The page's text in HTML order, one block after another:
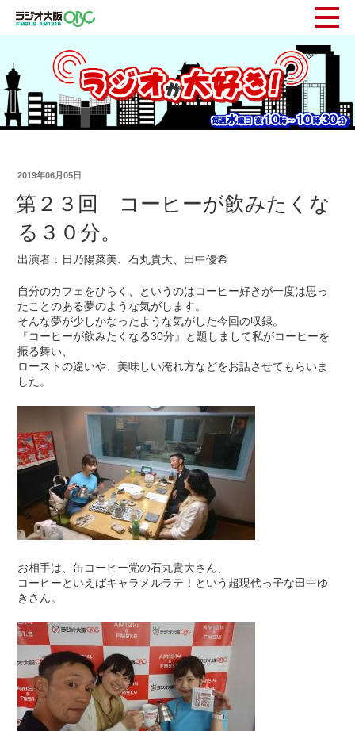
2019年06月05日
第２３回 コーヒーが飲みたくな
る３０分。
出演者：日乃陽菜美、石丸貴大、田中優希
自分のカフェをひらく、というのはコーヒー好きが一度は思っ
たことのある夢のような気がします。
そんな夢が少しかなったような気がした今回の収録。
『コーヒーが飲みたくなる30分』と題しまして私がコーヒーを
振る舞い、
ローストの違いや、美味しい淹れ方などをお話させてもらいま
した。
お相手は、缶コーヒー党の石丸貴大さん、
コーヒーといえばキャラメルラテ！という超現代っ子な田中ゆ
きさん。